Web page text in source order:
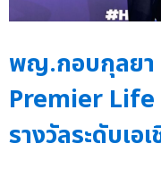
พญ.กอบกุลยา
Premier Life
รางวัลระดับเอเ